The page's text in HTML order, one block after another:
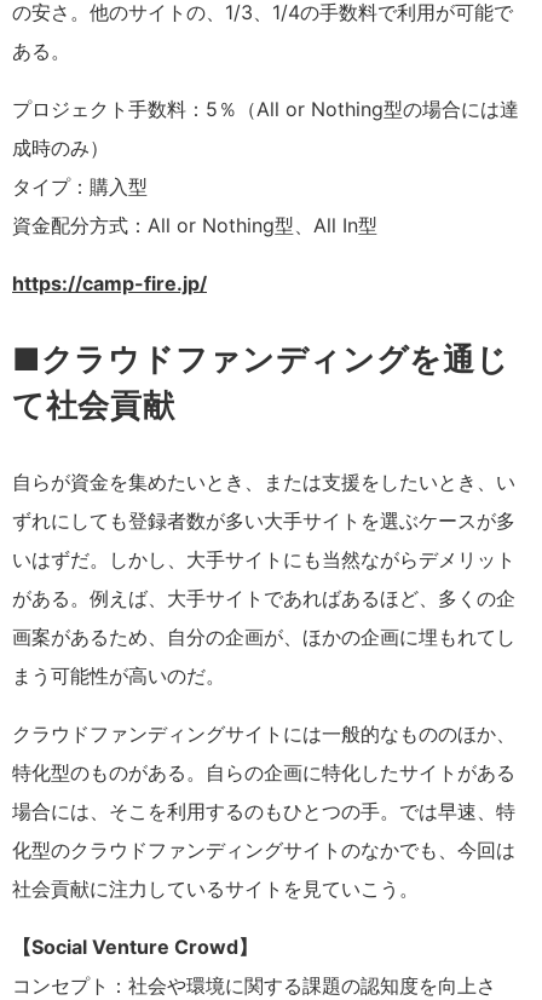
の安さ。他のサイトの、1/3、1/4の手数料で利用が可能で
ある。
プロジェクト手数料：5％（All or Nothing型の場合には達
成時のみ）
タイプ：購入型
資金配分方式：All or Nothing型、All In型
https://camp-fire.jp/
■クラウドファンディングを通じ
て社会貢献
自らが資金を集めたいとき、または支援をしたいとき、い
ずれにしても登録者数が多い大手サイトを選ぶケースが多
いはずだ。しかし、大手サイトにも当然ながらデメリット
がある。例えば、大手サイトであればあるほど、多くの企
画案があるため、自分の企画が、ほかの企画に埋もれてし
まう可能性が高いのだ。
クラウドファンディングサイトには一般的なもののほか、
特化型のものがある。自らの企画に特化したサイトがある
場合には、そこを利用するのもひとつの手。では早速、特
化型のクラウドファンディングサイトのなかでも、今回は
社会貢献に注力しているサイトを見ていこう。
【Social Venture Crowd】
コンセプト：社会や環境に関する課題の認知度を向上さ